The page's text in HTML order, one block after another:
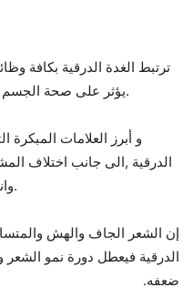
ترتبط الغدة الدرقية بكافة
يؤثر على صحة الجسم وقيام الأعضاء بوظائفها بصورة جيدة.
و أبرز العلامات
الدرقية ,الى جانب اختلاف
وانخفاض الطاقة ضعف وتساقط الشعر.
إن الشعر الجاف والهش
الدرقية فيعطل دورة نمو
ضعفه.